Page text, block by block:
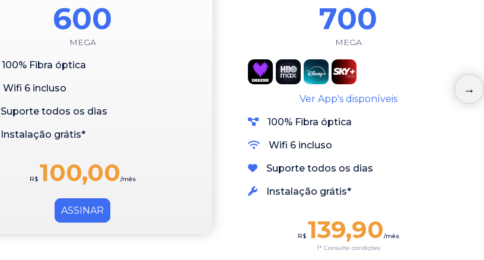
600
MEGA
100% Fibra óptica
Wifi 6 incluso
Suporte todos os dias
Instalação grátis*
R$ 100,00/mês
ASSINAR
700
MEGA
Ver App's disponíveis
100% Fibra óptica
Wifi 6 incluso
Suporte todos os dias
Instalação grátis*
R$ 139,90/mês
1* Consulte condições